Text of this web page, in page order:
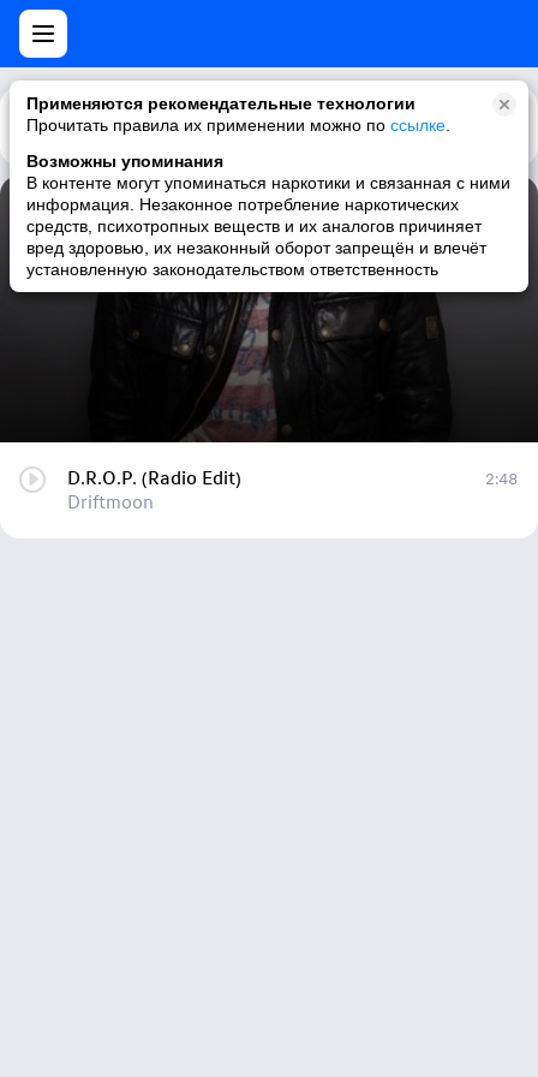
Применяются рекомендательные технологии
Прочитать правила их применении можно по ссылке
Возможны упоминания
В контенте могут упоминаться наркотики и связанная с ними
информация. Незаконное потребление наркотических
средств, психотропных веществ и их аналогов причиняет
вред здоровью, их незаконный оборот запрещён и влечёт
установленную законодательством ответственность
Каталог Рекомендации
D.R.O.P. (Radio Edit)
Driftmoon
D.R.O.P. (Radio Edit)
Driftmoon
2:48